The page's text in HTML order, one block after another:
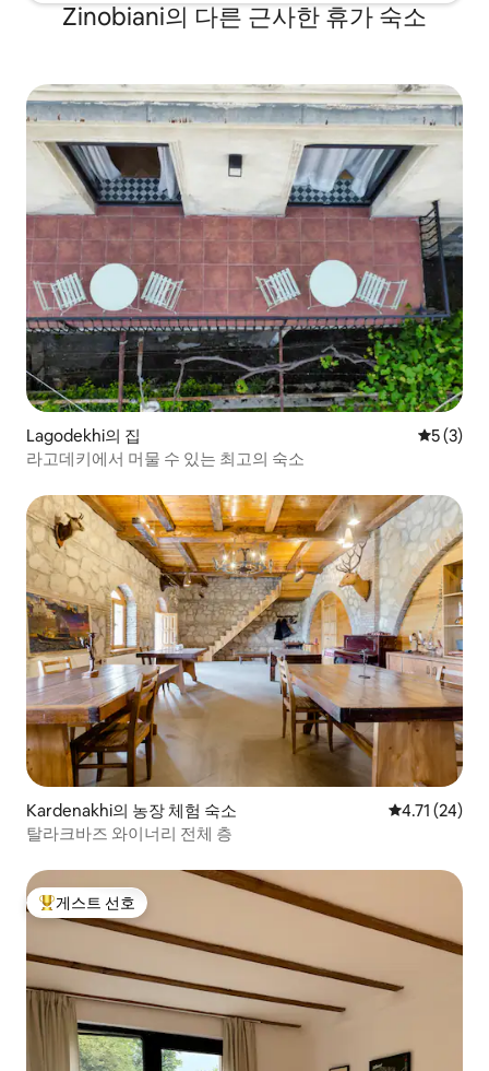
Zinobiani의 다른 근사한 휴가 숙소
Lagodekhi의 집 평점 5점
5 (3)
라고데키에서 머물 수 있는 최고의 숙소
Kardenakhi의 농장 체험 숙소 평점 4.71점
4.71 (24)
탈라크바즈 와이너리 전체 층
상위 게스트 선호
게스트 선호